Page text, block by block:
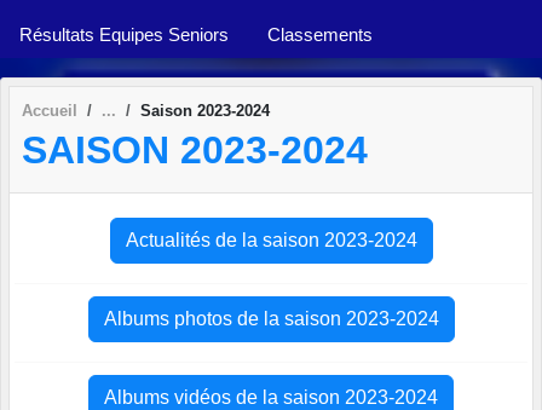
Résultats Equipes Seniors Classements
Accueil Saison 2023-2024
SAISON 2023-2024
Actualités de la saison 2023-2024
Albums photos de la saison 2023-2024
Albums vidéos de la saison 2023-2024